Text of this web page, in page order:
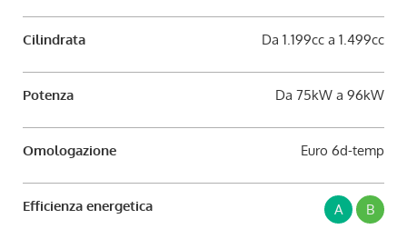
Cilindrata Da 1.199cc a 1.499cc
Potenza Da 75kW a 96kW
Omologazione Euro 6d-temp
Efficienza energetica A B